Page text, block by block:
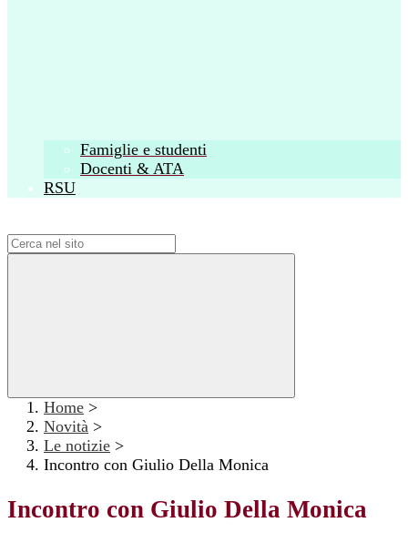
Famiglie e studenti
Docenti & ATA
RSU
Home >
Novità >
Le notizie >
Incontro con Giulio Della Monica
Incontro con Giulio Della Monica